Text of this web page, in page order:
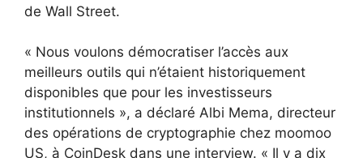
de Wall Street.
« Nous voulons démocratiser l’accès aux
meilleurs outils qui n’étaient historiquement
disponibles que pour les investisseurs
institutionnels », a déclaré Albi Mema, directeur
des opérations de cryptographie chez moomoo
US, à CoinDesk dans une interview. « Il y a dix